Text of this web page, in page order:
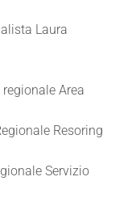
Laura
Area
Resoring
Servizio